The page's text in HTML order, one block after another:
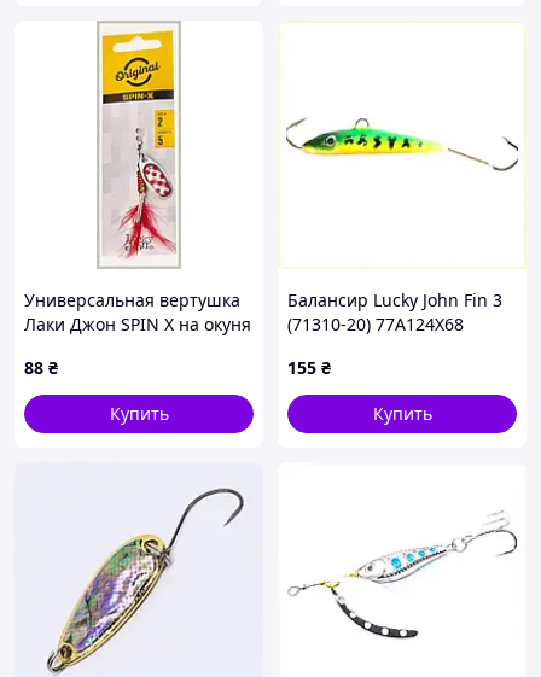
Универсальная вертушка
Лаки Джон SPIN X на окуня
88 ₴
Купить
Балансир Lucky John Fin 3
(71310-20) 77A124X68
155 ₴
Купить